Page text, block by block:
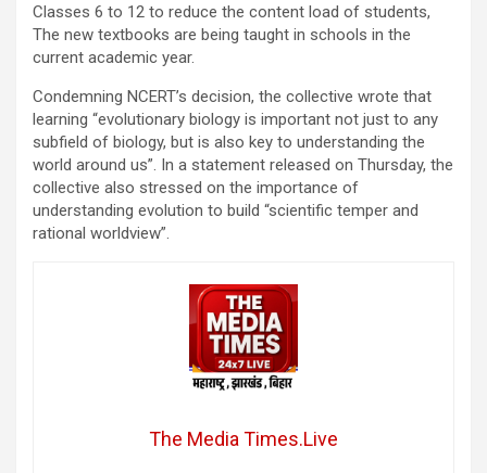
Classes 6 to 12 to reduce the content load of students,
The new textbooks are being taught in schools in the
current academic year.
Condemning NCERT’s decision, the collective wrote that
learning “evolutionary biology is important not just to any
subfield of biology, but is also key to understanding the
world around us”. In a statement released on Thursday, the
collective also stressed on the importance of
understanding evolution to build “scientific temper and
rational worldview”.
The Media Times.Live